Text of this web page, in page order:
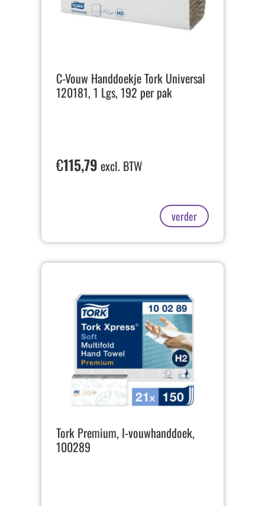
C-Vouw Handdoekje Tork Universal
120181, 1 Lgs, 192 per pak
€115,79 excl. BTW
verder
Tork Premium, I-vouwhanddoek,
100289